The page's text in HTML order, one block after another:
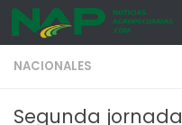
Skip to content
NACIONALES
Segunda